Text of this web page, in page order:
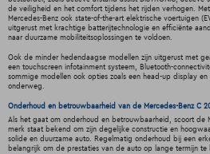
de veiligheid en het comfort tijdens het rijden verhogen.
Mercedes-Benz ook state-of-the-art elektrische voertuigen
uitgerust met krachtige batterijtechnologie en efficiënte
naar duurzame mobiliteitsoplossingen te voldoen.
Ook de minder hedendaagse modellen zijn uitgerust met
een touchscreen infotainment systeem, Bluetooth-
sommige modellen ook opties zoals een head-up display
onderweg.
Onderhoud en betrouwbaarheid van de Mercedes-Benz C
Als het gaat om onderhoud en betrouwbaarheid, scoort de
merk staat bekend om zijn degelijke constructie en
solide en duurzame auto. Regelmatig onderhoud bij een
belangrijk om de prestaties van de auto op lange termijn te